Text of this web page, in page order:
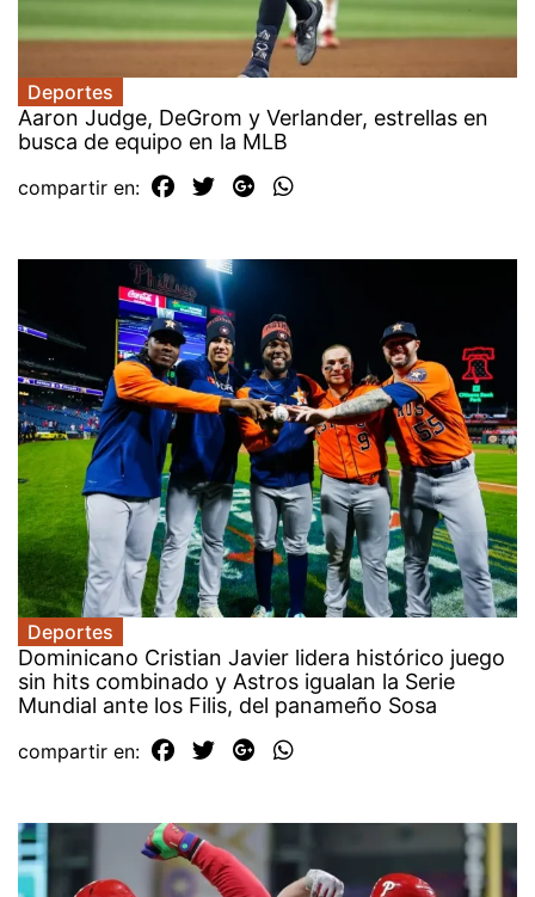
Deportes
Aaron Judge, DeGrom y Verlander, estrellas en
busca de equipo en la MLB
compartir en:
Deportes
Dominicano Cristian Javier lidera histórico juego
sin hits combinado y Astros igualan la Serie
Mundial ante los Filis, del panameño Sosa
compartir en: